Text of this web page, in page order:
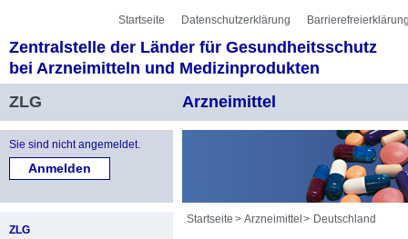
Sprung zur Servicenavigation
Sprung zur Hauptnavigation
Sprung zur Unternavigation
Sprung zur Suche
Sprung zum Inhalt
Sprung zum Fußbereich
Startseite Datenschutzerklärung
Zentralstelle der Länder für Gesundheitsschutz
bei Arzneimitteln und Medizinprodukten
ZLG
Arzneimittel
Sie sind nicht angemeldet.
ZLG
Startseite Arzneimittel Deutschland